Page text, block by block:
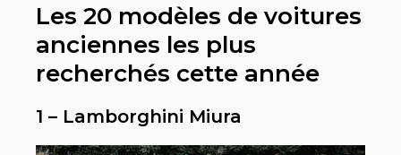
Les 20 modèles de voitures
anciennes les plus
recherchés cette année
1 – Lamborghini Miura